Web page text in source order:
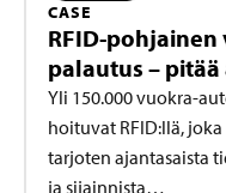
CASE
RFID-
palautus –
Yli 150.000 vuokra-
hoituvat RFID:llä,
tarjoten ajantasaista
ja sijainnista…